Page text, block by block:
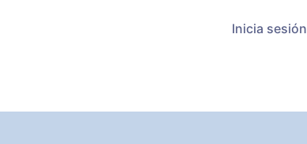
Inicia sesión